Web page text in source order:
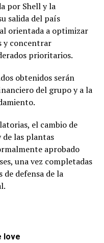
por Shell y la
salida del país
orientada a optimizar
y concentrar
prioritarios.
obtenidos serán
del grupo y a la
el cambio de
de las plantas
aprobado
una vez completadas
de defensa de la
love